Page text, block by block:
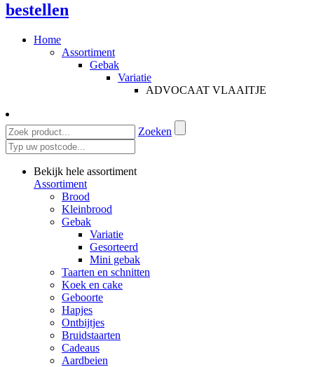
bestellen
Home
Assortiment
Gebak
Variatie
ADVOCAAT VLAAITJE
Zoeken
Bekijk hele assortiment
Assortiment
Brood
Kleinbrood
Gebak
Variatie
Gesorteerd
Mini gebak
Taarten en schnitten
Koek en cake
Geboorte
Hapjes
Ontbijtjes
Bruidstaarten
Cadeaus
Aardbeien